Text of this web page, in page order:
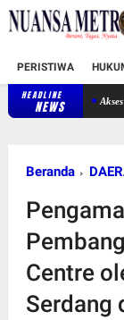
PERISTIWA
HEADLINE
NEWS
Akses Tol
Beranda
Centre
Serdang